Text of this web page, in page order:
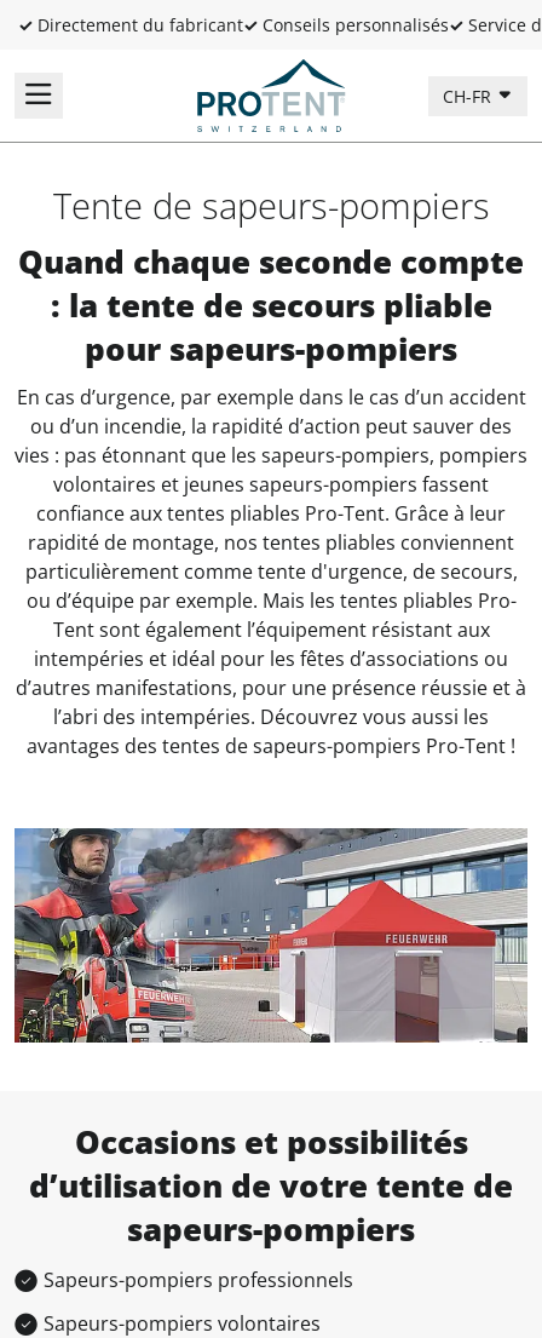
✓ Directement du fabricant✓ Conseils personnalisés✓ Service
CH-FR
Tente de sapeurs-pompiers
Quand chaque seconde compte
: la tente de secours pliable
pour sapeurs-pompiers
En cas d’urgence, par exemple dans le cas d’un accident
ou d’un incendie, la rapidité d’action peut sauver des
vies : pas étonnant que les sapeurs-pompiers, pompiers
volontaires et jeunes sapeurs-pompiers fassent
confiance aux tentes pliables Pro-Tent. Grâce à leur
rapidité de montage, nos tentes pliables conviennent
particulièrement comme tente d'urgence, de secours,
ou d’équipe par exemple. Mais les tentes pliables Pro-
Tent sont également l’équipement résistant aux
intempéries et idéal pour les fêtes d’associations ou
d’autres manifestations, pour une présence réussie et à
l’abri des intempéries. Découvrez vous aussi les
avantages des tentes de sapeurs-pompiers Pro-Tent !
Occasions et possibilités
d’utilisation de votre tente de
sapeurs-pompiers
Sapeurs-pompiers professionnels
Sapeurs-pompiers volontaires